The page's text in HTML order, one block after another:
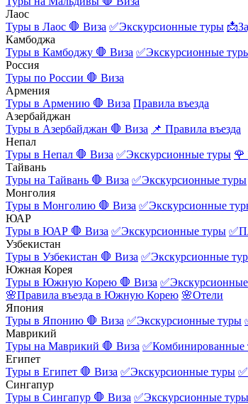
Лаос
Туры в Лаос 🛑 Виза ✅Экскурсионные туры
Камбоджа
Туры в Камбоджу 🛑 Виза ✅Экскурсионные
Россия
Туры по России 🛑 Виза
Армения
Туры в Армению 🛑 Виза Правила въезда
Азербайджан
Туры в Азербайджан 🛑 Виза 📌 Правила въезда
Непал
Туры в Непал 🛑 Виза ✅Экскурсионные туры 🌹
Тайвань
Туры на Тайвань 🛑 Виза ✅Экскурсионные туры
Монголия
Туры в Монголию 🛑 Виза ✅Экскурсионные
ЮАР
Туры в ЮАР 🛑 Виза ✅Экскурсионные туры
Узбекистан
Туры в Узбекистан 🛑 Виза ✅Экскурсионные
Южная Корея
Туры в Южную Корею 🛑 Виза
🌸Правила въезда в Южную Корею 🌸Отели
Япония
Туры в Японию 🛑 Виза ✅Экскурсионные туры
Маврикий
Туры на Маврикий 🛑 Виза ✅Комбинированные
Египет
Туры в Египет 🛑 Виза ✅Экскурсионные туры
Сингапур
Туры в Сингапур 🛑 Виза ✅Экскурсионные туры